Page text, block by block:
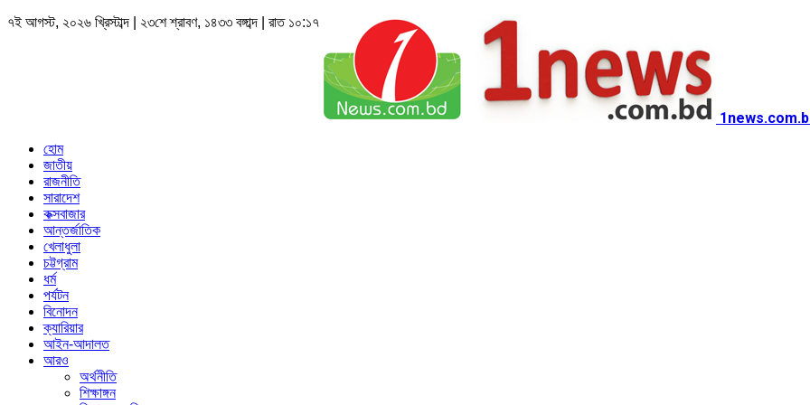
৭ই আগস্ট, ২০২৬ খ্রিস্টাব্দ | ২৩শে শ্রাবণ, ১৪৩৩ বঙ্গাব্দ | রাত ১০:১৭
হোম
জাতীয়
রাজনীতি
সারাদেশ
কক্সবাজার
আন্তর্জাতিক
খেলাধুলা
চট্টগ্রাম
ধর্ম
পর্যটন
বিনোদন
ক্যারিয়ার
আইন-আদালত
আরও
অর্থনীতি
শিক্ষাঙ্গন